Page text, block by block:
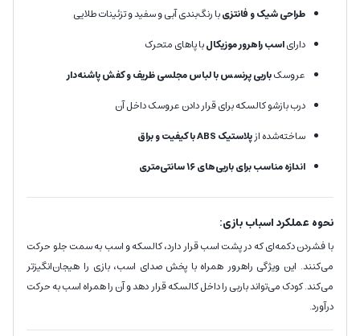
طراحی شیک و فانتزیبا رنگ‌بندی آبی و سفید و تزئینات طلایی
دارایاسب راهرور موزیکالبا پاهای متحرک
عروسکباربی پرنسس با لباس مجلسی ظریف و کفش پاشنه‌دار
درب بازشو کالسکه برای قرار دادن عروسک داخل آن
ساخته‌شده ازپلاستیک ABS با کیفیت و براق
اندازه مناسب برای باربی‌های ۱۶ سانتی‌متری
نحوه عملکرد اسباب بازی:
با فشردن دکمه‌ای که در پشت اسب قرار دارد، کالسکه و اسب به سمت جلو حرکت
می‌کنند. این ویژگی راهرور همراه با پخش صدای اسب، بازی را هیجان‌انگیزتر
می‌کند. کودک می‌تواند باربی را داخل کالسکه قرار دهد و آن را همراه اسب به حرکت
درآورد.